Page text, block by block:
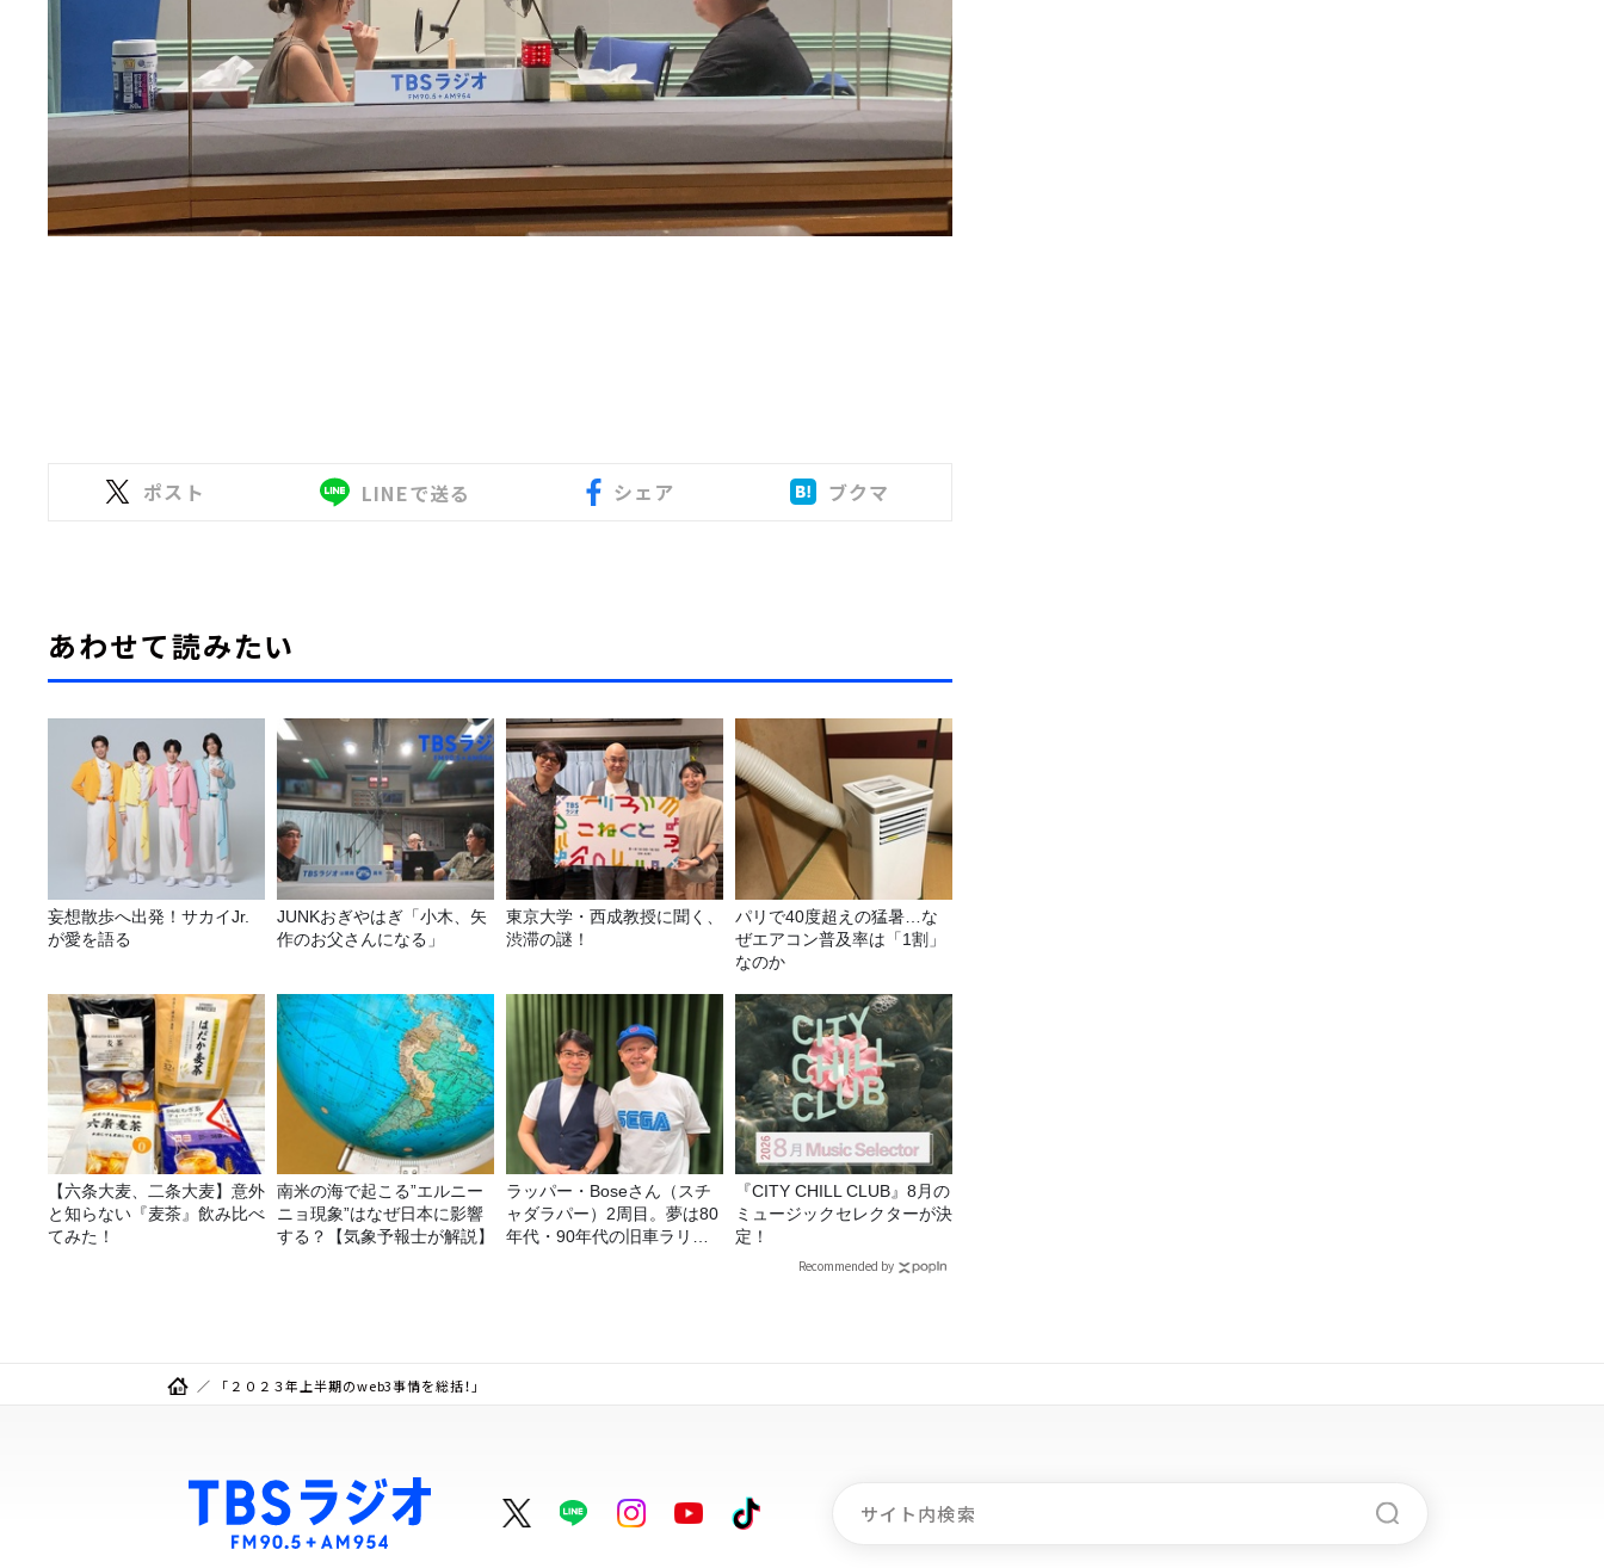
ポスト LINEで送る シェア ブクマ
あわせて読みたい
妄想散歩へ出発！サカイJr.
が愛を語る
JUNKおぎやはぎ「小木、矢
作のお父さんになる」
東京大学・西成教授に聞く、
渋滞の謎！
パリで40度超えの猛暑…な
ぜエアコン普及率は「1割」
なのか
【六条大麦、二条大麦】意外
と知らない『麦茶』飲み比べ
てみた！
南米の海で起こる”エルニー
ニョ現象”はなぜ日本に影響
する？【気象予報士が解説】
ラッパー・Boseさん（スチ
ャダラパー）2周目。夢は80
年代・90年代の旧車ラリ
『CITY CHILL CLUB』8月の
ミュージックセレクターが決
定！
Recommended by
「２０２３年上半期のweb3事情を総括！」